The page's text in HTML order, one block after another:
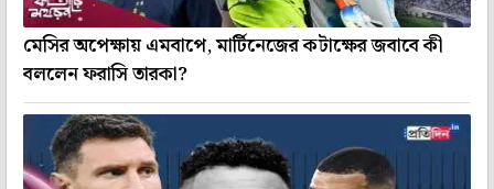
মেসির অপেক্ষায় এমবাপে, মার্টিনেজের কটাক্ষের জবাবে কী
বললেন ফরাসি তারকা?